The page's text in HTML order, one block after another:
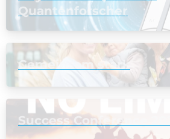
Quantenforscher
Gemeinsam stark
Success Conference
Hinweis: Erkenntnisse aus
können nicht 1:1 auf den